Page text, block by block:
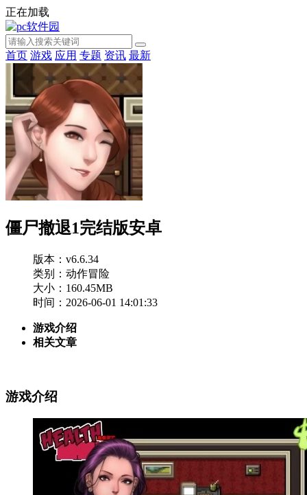
正在加载
首页 游戏 应用 专题 资讯 最新
僵尸撤退1完结版安卓
版本：v6.6.34
类别：动作冒险
大小：160.45MB
时间：2026-06-01 14:01:33
游戏介绍
相关文章
游戏介绍